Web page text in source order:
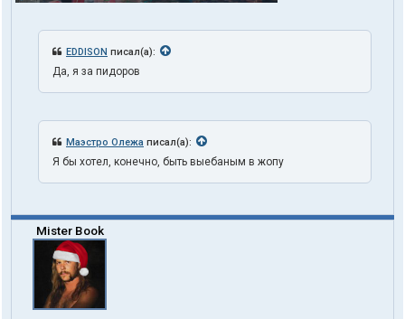
EDDISON писал(а):
Да, я за пидоров
Маэстро Олежа писал(а):
Я бы хотел, конечно, быть выебаным в жопу
Mister Book